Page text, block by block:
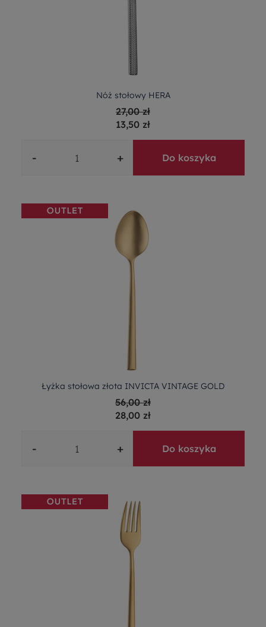
Nóż stołowy HERA
27,00 zł
13,50 zł
- + Do koszyka
Łyżka stołowa złota INVICTA VINTAGE GOLD
56,00 zł
28,00 zł
- + Do koszyka